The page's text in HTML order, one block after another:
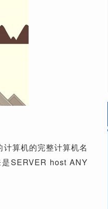
算机的完整计算机名
SERVER host ANY